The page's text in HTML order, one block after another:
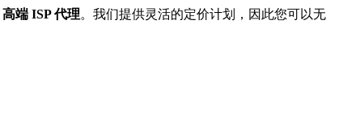
高端 ISP 代理。我们提供灵活的定价计划，因此您可以无